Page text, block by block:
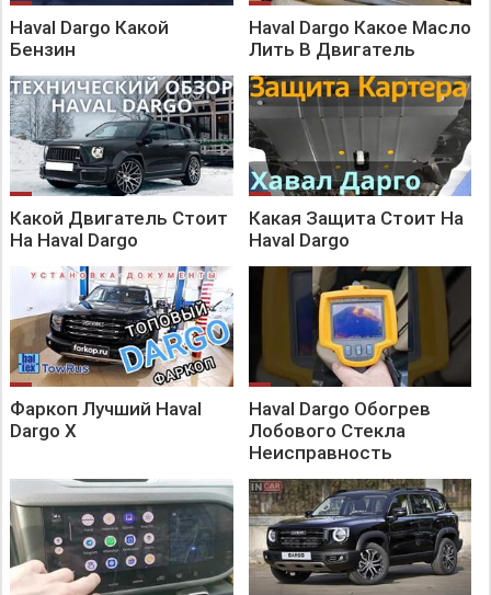
Haval Dargo Какой
Бензин
Haval Dargo Какое Масло
Лить В Двигатель
Какой Двигатель Стоит
На Haval Dargo
Какая Защита Стоит На
Haval Dargo
Фаркоп Лучший Haval
Dargo X
Haval Dargo Обогрев
Лобового Стекла
Неисправность